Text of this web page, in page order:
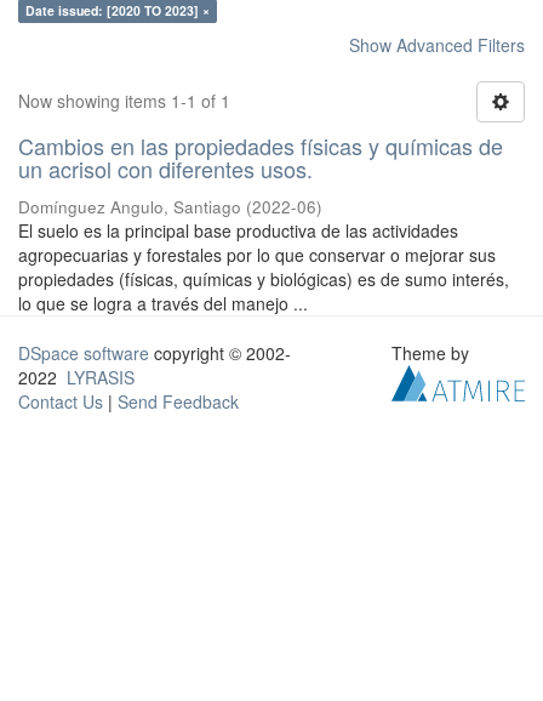
Date issued: [2020 TO 2023] ×
Show Advanced Filters
Now showing items 1-1 of 1
Cambios en las propiedades físicas y químicas de
un acrisol con diferentes usos.
Domínguez Angulo, Santiago (2022-06)
El suelo es la principal base productiva de las actividades
agropecuarias y forestales por lo que conservar o mejorar sus
propiedades (físicas, químicas y biológicas) es de sumo interés,
lo que se logra a través del manejo ...
DSpace software copyright © 2002-
2022 LYRASIS
Contact Us | Send Feedback
Theme by